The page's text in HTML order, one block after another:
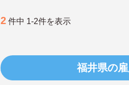
2 件中 1-2件を表示
福井県の